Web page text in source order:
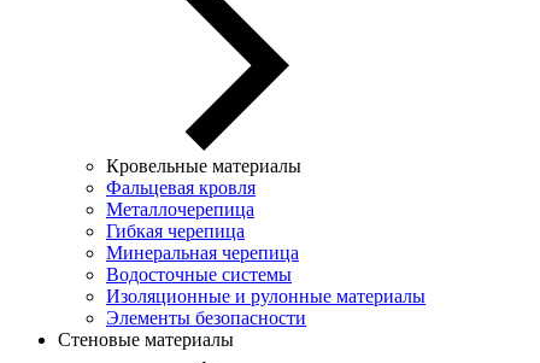
Кровельные материалы
Фальцевая кровля
Металлочерепица
Гибкая черепица
Минеральная черепица
Водосточные системы
Изоляционные и рулонные материалы
Элементы безопасности
Стеновые материалы